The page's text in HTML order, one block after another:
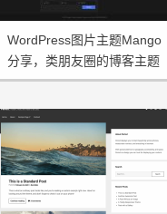
WordPress图片主题Mango
分享，类朋友圈的博客主题